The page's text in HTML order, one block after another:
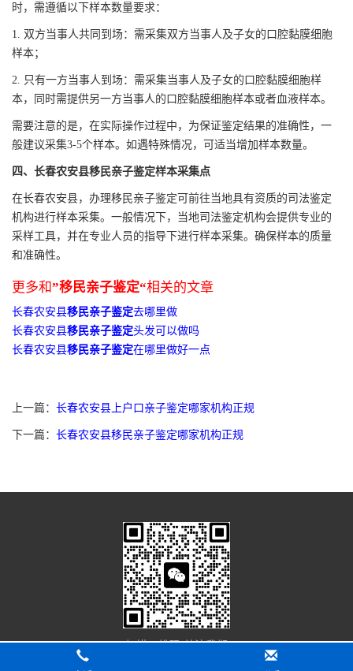
时，需遵循以下样本数量要求：
1. 双方当事人共同到场：需采集双方当事人及子女的口腔黏膜细胞
样本；
2. 只有一方当事人到场：需采集当事人及子女的口腔黏膜细胞样
本，同时需提供另一方当事人的口腔黏膜细胞样本或者血液样本。
需要注意的是，在实际操作过程中，为保证鉴定结果的准确性，一
般建议采集3-5个样本。如遇特殊情况，可适当增加样本数量。
四、长春农安县移民亲子鉴定样本采集点
在长春农安县，办理移民亲子鉴定可前往当地具有资质的司法鉴定
机构进行样本采集。一般情况下，当地司法鉴定机构会提供专业的
采样工具，并在专业人员的指导下进行样本采集。确保样本的质量
和准确性。
更多和”移民亲子鉴定“相关的文章
长春农安县移民亲子鉴定去哪里做
长春农安县移民亲子鉴定头发可以做吗
长春农安县移民亲子鉴定在哪里做好一点
上一篇： 长春农安县上户口亲子鉴定哪家机构正规
下一篇： 长春农安县移民亲子鉴定哪家机构正规
扫描二维码 关注我们